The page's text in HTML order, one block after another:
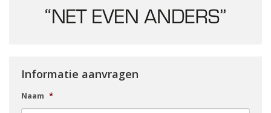
Informatie aanvragen
Naam *